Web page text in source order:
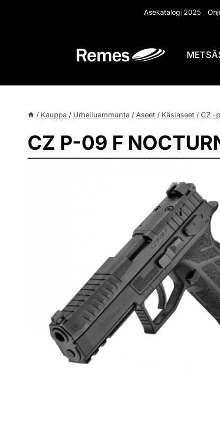
Asekatalogi 2025
/ Kauppa / Urheiluammunta / Aseet / Käsiaseet / CZ -
CZ P-09 F